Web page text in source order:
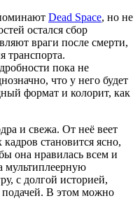
Dead Space, но не
остался сбор
враги после смерти,
транспорта.
пока не
что у него будет
формат и колорит, как
и свежа. От неё веет
становится ясно,
она нравилась всем и
мультиплеерную
с долгой историей,
подачей. В этом можно